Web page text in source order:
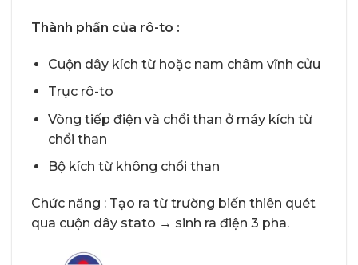
Thành phần của rô-to :
Cuộn dây kích từ hoặc nam châm vĩnh cửu
Trục rô-to
Vòng tiếp điện và chổi than ở máy kích từ
chổi than
Bộ kích từ không chổi than
Chức năng : Tạo ra từ trường biến thiên quét
qua cuộn dây stato → sinh ra điện 3 pha.